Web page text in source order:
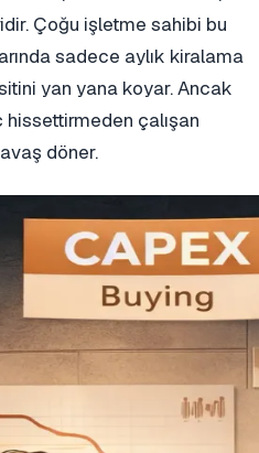
Çoğu işletme sahibi bu
sadece aylık kiralama
yan yana koyar. Ancak
hissettirmeden çalışan
döner.